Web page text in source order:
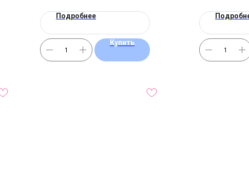
Подробнее
Купить